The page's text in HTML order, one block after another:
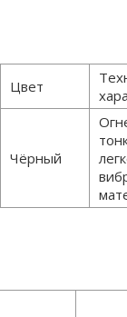
Цвет
Чёрный